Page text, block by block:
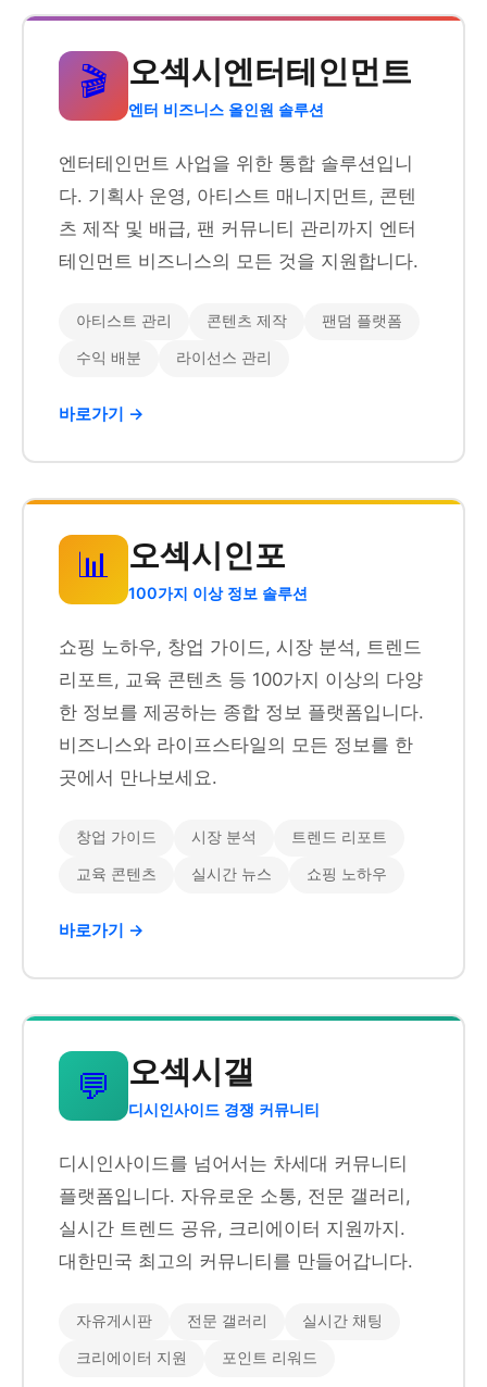
🎬 오섹시엔터테인먼트
엔터 비즈니스 올인원 솔루션
엔터테인먼트 사업을 위한 통합 솔루션입니
다. 기획사 운영, 아티스트 매니지먼트, 콘텐
츠 제작 및 배급, 팬 커뮤니티 관리까지 엔터
테인먼트 비즈니스의 모든 것을 지원합니다.
아티스트 관리 콘텐츠 제작 팬덤 플랫폼
수익 배분 라이선스 관리
바로가기 →
📊 오섹시인포
100가지 이상 정보 솔루션
쇼핑 노하우, 창업 가이드, 시장 분석, 트렌드
리포트, 교육 콘텐츠 등 100가지 이상의 다양
한 정보를 제공하는 종합 정보 플랫폼입니다.
비즈니스와 라이프스타일의 모든 정보를 한
곳에서 만나보세요.
창업 가이드 시장 분석 트렌드 리포트
교육 콘텐츠 실시간 뉴스 쇼핑 노하우
바로가기 →
💬 오섹시갤
디시인사이드 경쟁 커뮤니티
디시인사이드를 넘어서는 차세대 커뮤니티
플랫폼입니다. 자유로운 소통, 전문 갤러리,
실시간 트렌드 공유, 크리에이터 지원까지.
대한민국 최고의 커뮤니티를 만들어갑니다.
자유게시판 전문 갤러리 실시간 채팅
크리에이터 지원 포인트 리워드